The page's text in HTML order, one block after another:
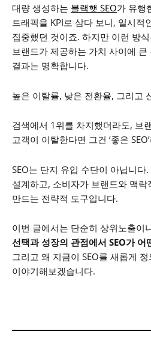
대량 생성하는 블랙햇 SEO가 유행
트래픽을 KPI로 삼다 보니, 일시적
집중했던 것이죠. 하지만 이런 방
브랜드가 제공하는 가치 사이에
결과는 명확합니다.
높은 이탈률, 낮은 전환율, 그리고
검색에서 1위를 차지했더라도, 브
고객이 이탈한다면 그건 ‘좋은
SEO는 단지 유입 수단이 아닙니다.
설계하고, 소비자가 브랜드와 맥
만드는 전략적 도구입니다.
이번 글에서는 단순히 상위노출이
선택과 성장의 관점에서 SEO가 어
그리고 왜 지금이 SEO를 새롭게
이야기해보겠습니다.